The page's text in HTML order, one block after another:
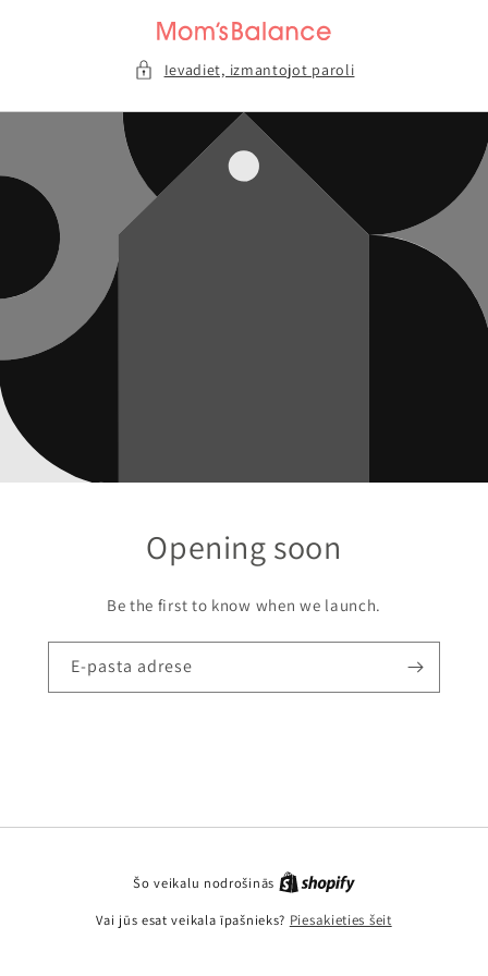
Ievadiet, izmantojot paroli
Opening soon
Be the first to know when we launch.
E-pasta adrese
Šo veikalu nodrošinās
Vai jūs esat veikala īpašnieks? Piesakieties šeit